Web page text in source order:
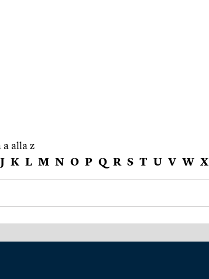
alla z
J K L M N O P Q R S T U V W X